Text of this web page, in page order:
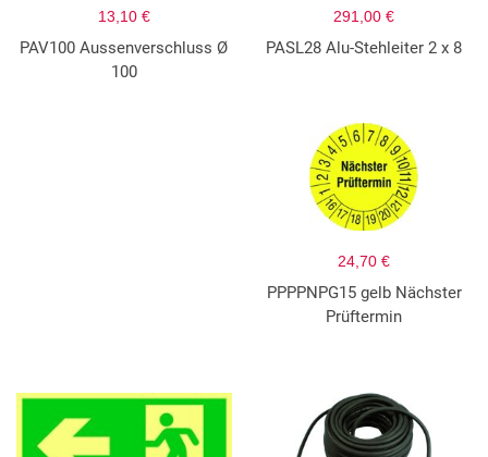
13,10 €
PAV100 Aussenverschluss Ø
100
291,00 €
PASL28 Alu-Stehleiter 2 x 8
24,70 €
PPPPNPG15 gelb Nächster
Prüftermin